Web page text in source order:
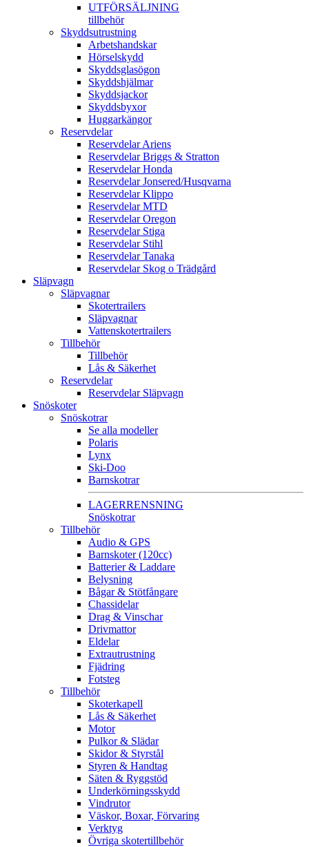
UTFÖRSÄLJNING
tillbehör
Skyddsutrustning
Arbetshandskar
Hörselskydd
Skyddsglasögon
Skyddshjälmar
Skyddsjackor
Skyddsbyxor
Huggarkängor
Reservdelar
Reservdelar Ariens
Reservdelar Briggs & Stratton
Reservdelar Honda
Reservdelar Jonsered/Husqvarna
Reservdelar Klippo
Reservdelar MTD
Reservdelar Oregon
Reservdelar Stiga
Reservdelar Stihl
Reservdelar Tanaka
Reservdelar Skog o Trädgård
Släpvagn
Släpvagnar
Skotertrailers
Släpvagnar
Vattenskotertrailers
Tillbehör
Tillbehör
Lås & Säkerhet
Reservdelar
Reservdelar Släpvagn
Snöskoter
Snöskotrar
Se alla modeller
Polaris
Lynx
Ski-Doo
Barnskotrar
LAGERRENSNING
Snöskotrar
Tillbehör
Audio & GPS
Barnskoter (120cc)
Batterier & Laddare
Belysning
Bågar & Stötfångare
Chassidelar
Drag & Vinschar
Drivmattor
Eldelar
Extrautrustning
Fjädring
Fotsteg
Tillbehör
Skoterkapell
Lås & Säkerhet
Motor
Pulkor & Slädar
Skidor & Styrstål
Styren & Handtag
Säten & Ryggstöd
Underkörningsskydd
Vindrutor
Väskor, Boxar, Förvaring
Verktyg
Övriga skotertillbehör